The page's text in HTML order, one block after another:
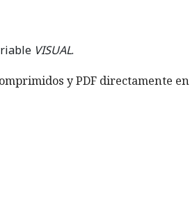
VISUAL.
y PDF directamente en